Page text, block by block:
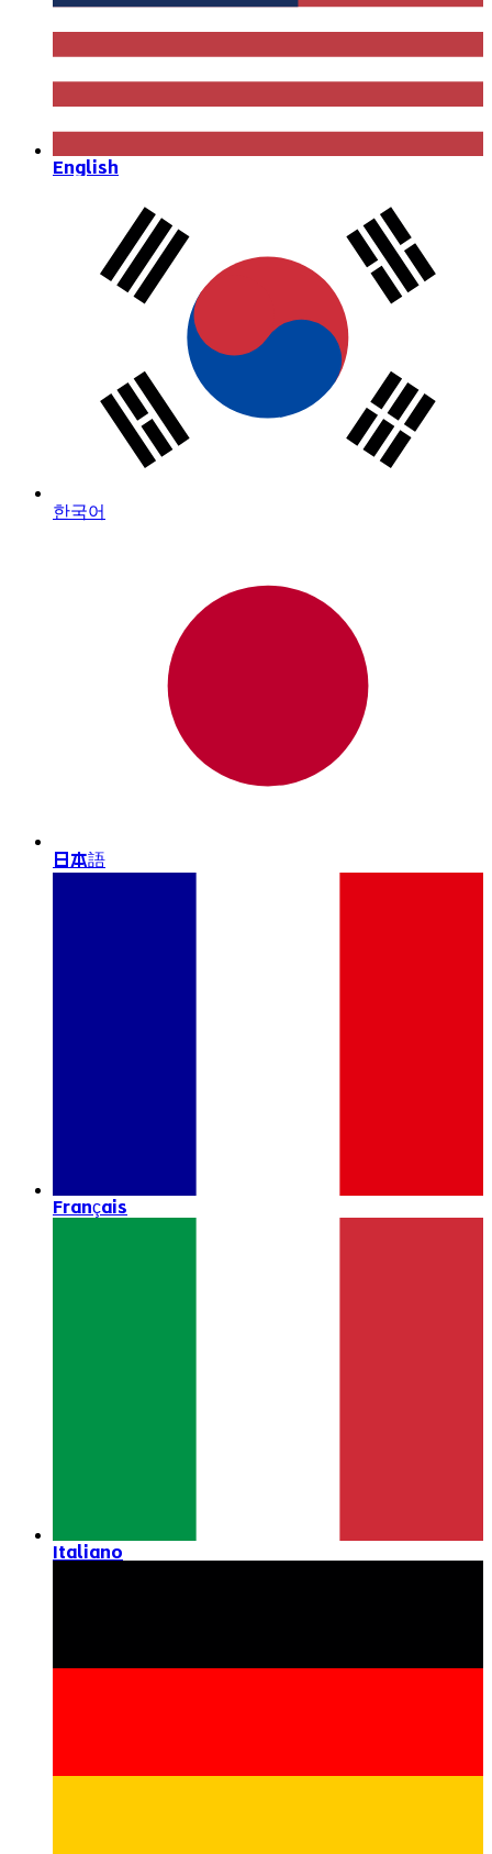
English
한국어
日本語
Français
Italiano